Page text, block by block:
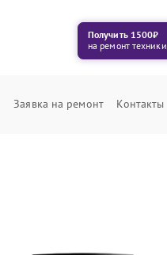
Получить 1500₽
на ремонт техники
Заявка на ремонт Контакты